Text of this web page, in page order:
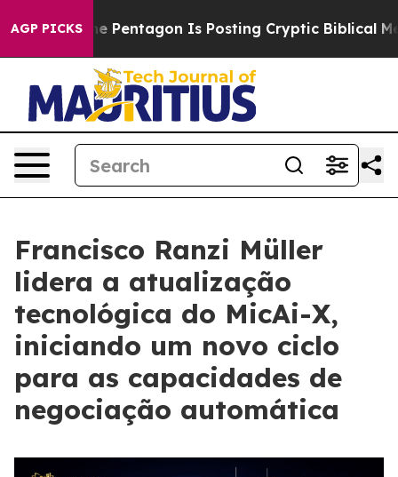
AGP PICKS
US? The Pentagon Is Posting Cryptic Biblical
Francisco Ranzi Müller
lidera a atualização
tecnológica do MicAi-X,
iniciando um novo ciclo
para as capacidades de
negociação automática